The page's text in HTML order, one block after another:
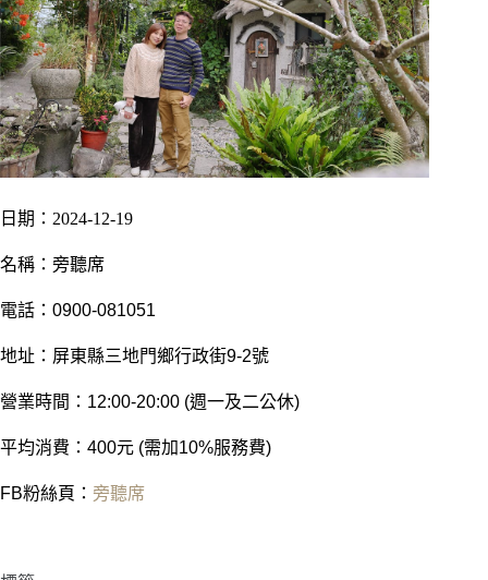
日期：2024-12-19
名稱：旁聽席
電話：0900-081051
地址：屏東縣三地門鄉行政街9-2號
營業時間：12:00-20:00 (週一及二公休)
平均消費：400元 (需加10%服務費)
FB粉絲頁： 旁聽席